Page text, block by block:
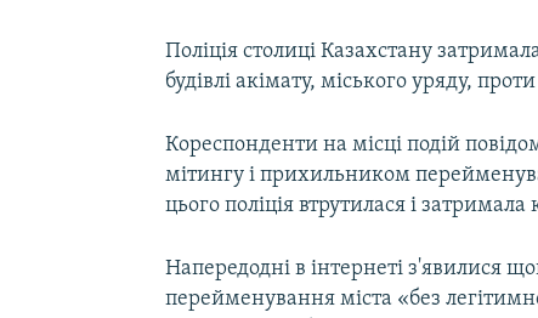
Поліція столиці Казахстану
будівлі акімату, міського уряду,
Кореспонденти на місці подій
мітингу і прихильником
цього поліція втрутилася і
Напередодні в інтернеті з'явилися
перейменування міста «без